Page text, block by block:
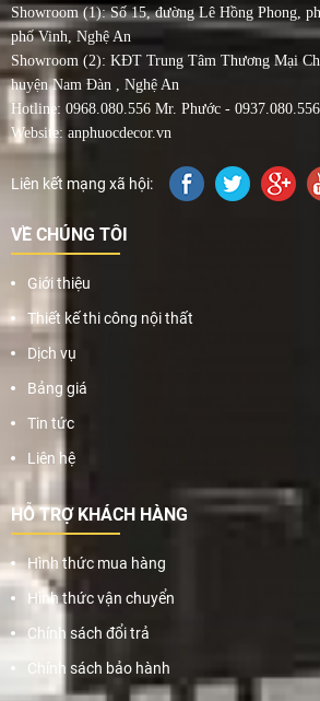
Showroom (1): Số 15, đường Lê Hồng Phong,
phố Vinh, Nghệ An
Showroom (2): KĐT Trung Tâm Thương Mại
huyện Nam Đàn , Nghệ An
Hotline: 0968.080.556 Mr. Phước -
Website: anphuocdecor.vn
Liên kết mạng xã hội:
VỀ CHÚNG TÔI
Giới thiệu
Thiết kế thi công nội thất
Dịch vụ
Bảng giá
Tin tức
Liên hệ
HỖ TRỢ KHÁCH HÀNG
Hình thức mua hàng
Hình thức vận chuyển
Chính sách đổi trả
Chính sách bảo hành